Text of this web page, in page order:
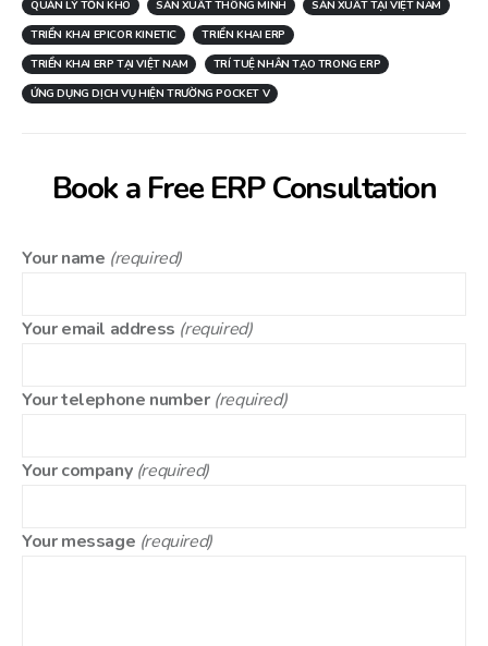
QUẢN LÝ TỒN KHO
SẢN XUẤT THÔNG MINH
SẢN XUẤT TẠI VIỆT NAM
TRIỂN KHAI EPICOR KINETIC
TRIỂN KHAI ERP
TRIỂN KHAI ERP TẠI VIỆT NAM
TRÍ TUỆ NHÂN TẠO TRONG ERP
ỨNG DỤNG DỊCH VỤ HIỆN TRƯỜNG POCKET V
Book a Free ERP Consultation
Your name (required)
Your email address (required)
Your telephone number (required)
Your company (required)
Your message (required)